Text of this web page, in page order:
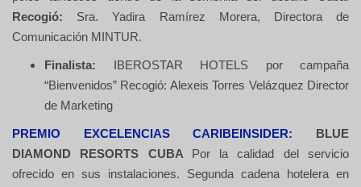
Recogió: Sra. Yadira Ramírez Morera, Directora de
Comunicación MINTUR.
Finalista:
IBEROSTAR HOTELS por campaña
“Bienvenidos” Recogió: Alexeis Torres Velázquez Director
de Marketing
PREMIO EXCELENCIAS CARIBEINSIDER: BLUE
DIAMOND RESORTS CUBA
Por la calidad del servicio
ofrecido en sus instalaciones. Segunda cadena hotelera en